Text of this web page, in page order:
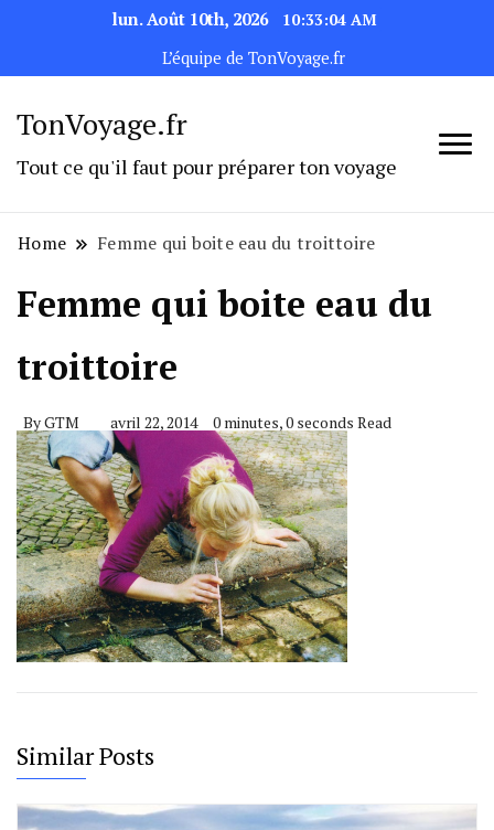
lun. Août 10th, 2026
10:33:04 AM
L’équipe de TonVoyage.fr
TonVoyage.fr
Tout ce qu'il faut pour préparer ton voyage
Home Femme qui boite eau du troittoire
Femme qui boite eau du
troittoire
ByGTM avril 22, 2014 0 minutes, 0 seconds Read
Similar Posts